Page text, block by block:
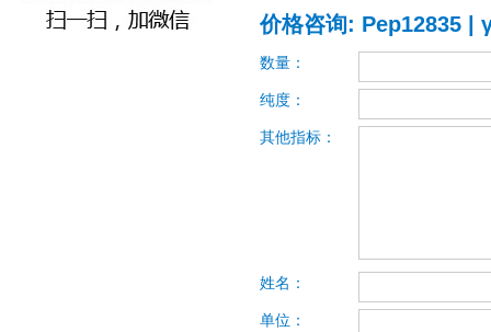
价格咨询: Pep12835 |
数量：
纯度：
其他指标：
姓名：
单位：